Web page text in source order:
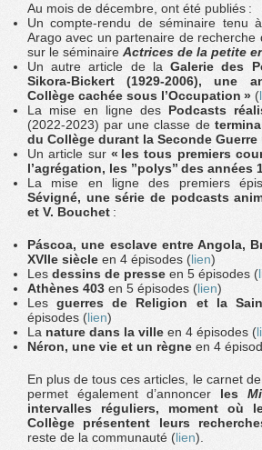
Au mois de décembre, ont été publiés :
Un compte-rendu de séminaire tenu
Arago avec un partenaire de recherche
sur le séminaire Actrices de la petite
Un autre article de laGalerie des
Sikora-Bickert (1929-2006), une
Collège cachée sous l’Occupation » (
La mise en ligne des Podcasts
(2022-2023) par une classe de
du Collège durant la Seconde Guerre
Un article sur « les tous premiers
l’agrégation, les ’’polys’’ des années
La mise en ligne des premiers
Sévigné, une série de podcasts
et V. Bouchet :
Páscoa, une esclave entre Angola,
XVIIe siècle en 4 épisodes (lien)
Les dessins de presse en 5 épisodes (
Athènes 403 en 5 épisodes (lien)
Lesguerres de Religion et la
épisodes (lien)
La nature dans la ville en 4 épisodes (
Néron, une vie et un règne en 4
En plus de tous ces articles, le carnet
permet également d’annoncer les
intervalles réguliers, moment où
Collège présentent leurs
reste de la communauté (lien).